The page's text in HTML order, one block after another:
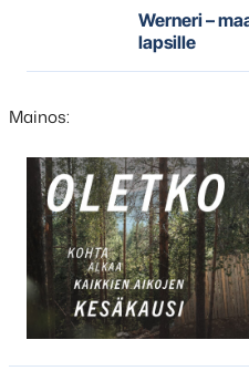
Werneri –
lapsille
Mainos:
Hyppää
karusellisisällön
yli
seuraavaan
sisältöön